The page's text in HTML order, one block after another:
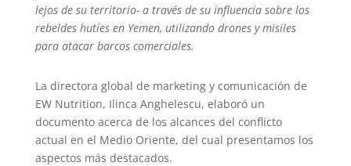
lejos de su territorio- a través de su influencia sobre los
rebeldes hutíes en Yemen, utilizando drones y misiles
para atacar barcos comerciales.
La directora global de marketing y comunicación de
EW Nutrition, Ilinca Anghelescu, elaboró un
documento acerca de los alcances del conflicto
actual en el Medio Oriente, del cual presentamos los
aspectos más destacados.